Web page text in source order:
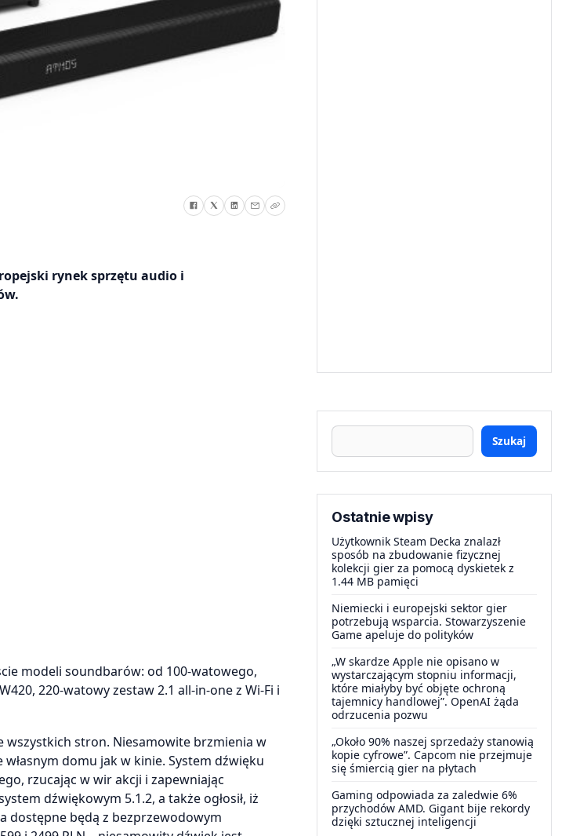
rynek sprzętu audio i
modeli soundbarów: od 100-watowego,
220-watowy zestaw 2.1 all-in-one z Wi-Fi i
wszystkich stron. Niesamowite brzmienia w
domu jak w kinie. System dźwięku
rzucając w wir akcji i zapewniając
dźwiękowym 5.1.2, a także ogłosił, iż
dostępne będą z bezprzewodowym
Szukaj
Ostatnie wpisy
Użytkownik Steam Decka znalazł
sposób na zbudowanie fizycznej
kolekcji gier za pomocą dyskietek z
1.44 MB pamięci
Niemiecki i europejski sektor gier
potrzebują wsparcia. Stowarzyszenie
Game apeluje do polityków
„W skardze Apple nie opisano w
wystarczającym stopniu informacji,
które miałyby być objęte ochroną
tajemnicy handlowej”. OpenAI żąda
odrzucenia pozwu
„Około 90% naszej sprzedaży stanowią
kopie cyfrowe”. Capcom nie przejmuje
się śmiercią gier na płytach
Gaming odpowiada za zaledwie 6%
przychodów AMD. Gigant bije rekordy
dzięki sztucznej inteligencji